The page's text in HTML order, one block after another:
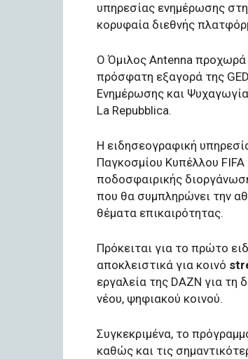
υπηρεσίας ενημέρωσης
κορυφαία διεθνής
Ο Όμιλος Antenna προχωρά
πρόσφατη εξαγορά της
Ενημέρωσης και
La Repubblica.
Η ειδησεογραφική
Παγκοσμίου Κυπέλλου
ποδοσφαιρικής
που θα συμπληρώνει την
θέματα επικαιρότητας.
Πρόκειται για το πρώτο
αποκλειστικά για κοινό
εργαλεία της DAZN για
νέου, ψηφιακού κοινού.
Συγκεκριμένα, το
καθώς και τις